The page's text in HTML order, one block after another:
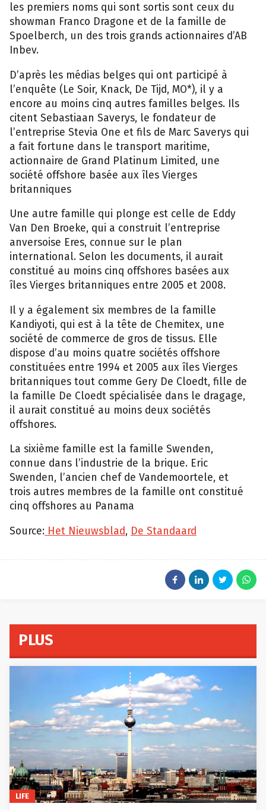
les premiers noms qui sont sortis sont ceux du
showman Franco Dragone et de la famille de
Spoelberch, un des trois grands actionnaires d’AB
Inbev.
D’après les médias belges qui ont participé à
l’enquête (Le Soir, Knack, De Tijd, MO*), il y a
encore au moins cinq autres familles belges. Ils
citent Sebastiaan Saverys, le fondateur de
l’entreprise Stevia One et fils de Marc Saverys qui
a fait fortune dans le transport maritime,
actionnaire de Grand Platinum Limited, une
société offshore basée aux îles Vierges
britanniques
Une autre famille qui plonge est celle de Eddy
Van Den Broeke, qui a construit l’entreprise
anversoise Eres, connue sur le plan
international. Selon les documents, il aurait
constitué au moins cinq offshores basées aux
îles Vierges britanniques entre 2005 et 2008.
Il y a également six membres de la famille
Kandiyoti, qui est à la tête de Chemitex, une
société de commerce de gros de tissus. Elle
dispose d’au moins quatre sociétés offshore
constituées entre 1994 et 2005 aux îles Vierges
britanniques tout comme Gery De Cloedt, fille de
la famille De Cloedt spécialisée dans le dragage,
il aurait constitué au moins deux sociétés
offshores.
La sixième famille est la famille Swenden,
connue dans l’industrie de la brique. Eric
Swenden, l’ancien chef de Vandemoortele, et
trois autres membres de la famille ont constitué
cinq offshores au Panama
Source: Het Nieuwsblad, De Standaard
PLUS
LIFE